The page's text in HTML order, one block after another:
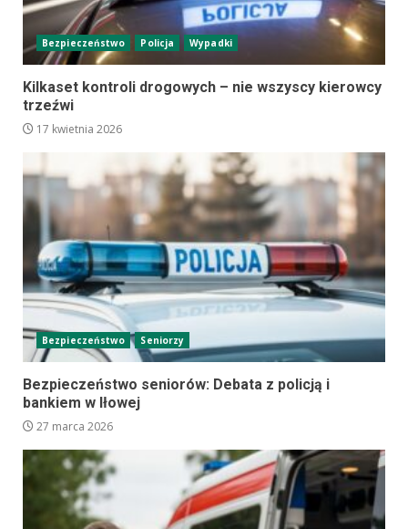
Bezpieczeństwo Policja Wypadki
Kilkaset kontroli drogowych – nie wszyscy kierowcy
trzeźwi
17 kwietnia 2026
Bezpieczeństwo Seniorzy
Bezpieczeństwo seniorów: Debata z policją i
bankiem w Iłowej
27 marca 2026